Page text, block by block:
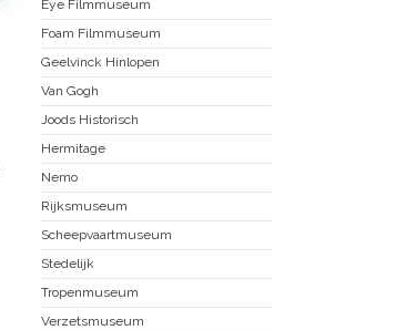
Eye Filmmuseum
Foam Filmmuseum
Geelvinck Hinlopen
Van Gogh
Joods Historisch
Hermitage
Nemo
Rijksmuseum
Scheepvaartmuseum
Stedelijk
Tropenmuseum
Verzetsmuseum